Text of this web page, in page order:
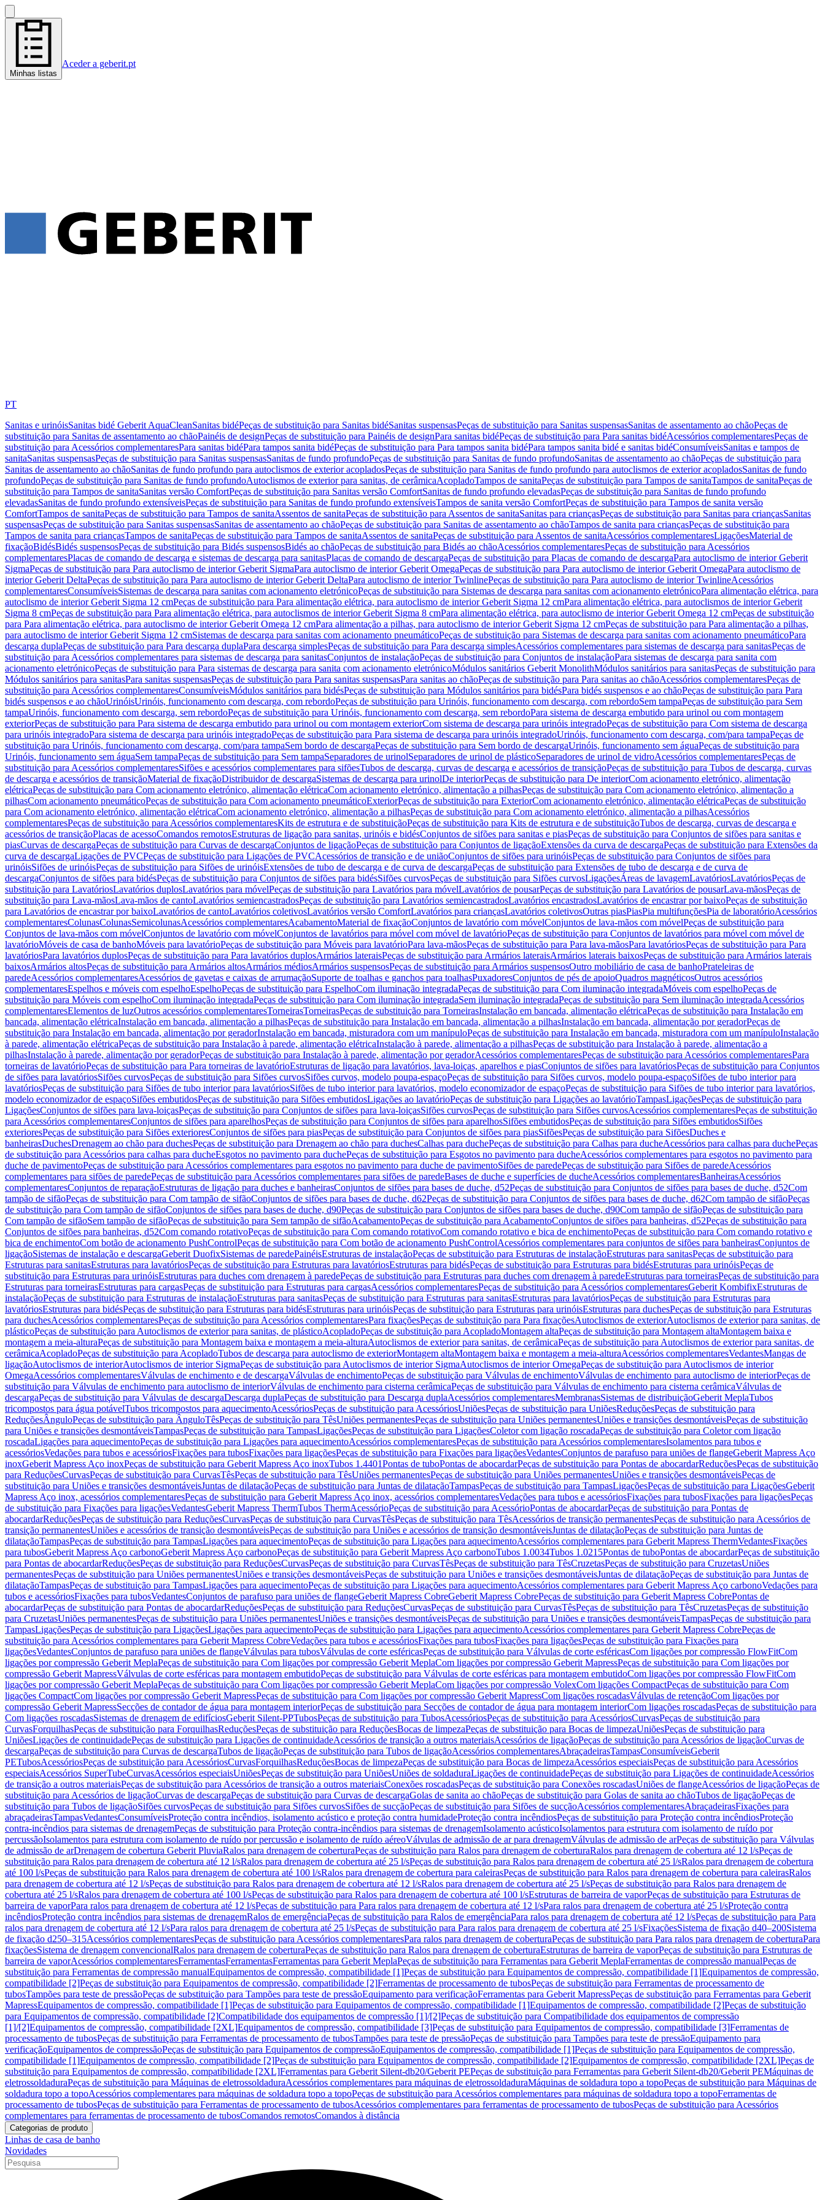
Minhas listas
Aceder a geberit.pt
PT
Sanitas e urinóisSanitas bidé Geberit AquaCleanSanitas bidéPeças de substituição para Sanitas bidéSanitas suspensasPeças de substituição para Sanitas suspensasSanitas de assentamento ao chãoPeças de
substituição para Sanitas de assentamento ao chãoPainéis de designPeças de substituição para Painéis de designPara sanitas bidéPeças de substituição para Para sanitas bidéAcessórios complementaresPeças de
substituição para Acessórios complementaresPara sanitas bidéPara tampos sanita bidéPeças de substituição para Para tampos sanita bidéPara tampos sanita bidé e sanitas bidéConsumíveisSanitas e tampos de
sanitaSanitas suspensasPeças de substituição para Sanitas suspensasSanitas de fundo profundoPeças de substituição para Sanitas de fundo profundoSanitas de assentamento ao chãoPeças de substituição para
Sanitas de assentamento ao chãoSanitas de fundo profundo para autoclismos de exterior acopladosPeças de substituição para Sanitas de fundo profundo para autoclismos de exterior acopladosSanitas de fundo
profundoPeças de substituição para Sanitas de fundo profundoAutoclismos de exterior para sanitas, de cerâmicaAcopladoTampos de sanitaPeças de substituição para Tampos de sanitaTampos de sanitaPeças de
substituição para Tampos de sanitaSanitas versão ComfortPeças de substituição para Sanitas versão ComfortSanitas de fundo profundo elevadasPeças de substituição para Sanitas de fundo profundo
elevadasSanitas de fundo profundo extensíveisPeças de substituição para Sanitas de fundo profundo extensíveisTampos de sanita versão ComfortPeças de substituição para Tampos de sanita versão
ComfortTampos de sanitaPeças de substituição para Tampos de sanitaAssentos de sanitaPeças de substituição para Assentos de sanitaSanitas para criançasPeças de substituição para Sanitas para criançasSanitas
suspensasPeças de substituição para Sanitas suspensasSanitas de assentamento ao chãoPeças de substituição para Sanitas de assentamento ao chãoTampos de sanita para criançasPeças de substituição para
Tampos de sanita para criançasTampos de sanitaPeças de substituição para Tampos de sanitaAssentos de sanitaPeças de substituição para Assentos de sanitaAcessórios complementaresLigaçõesMaterial de
fixaçãoBidésBidés suspensosPeças de substituição para Bidés suspensosBidés ao chãoPeças de substituição para Bidés ao chãoAcessórios complementaresPeças de substituição para Acessórios
complementaresPlacas de comando de descarga e sistemas de descarga para sanitasPlacas de comando de descargaPeças de substituição para Placas de comando de descargaPara autoclismo de interior Geberit
SigmaPeças de substituição para Para autoclismo de interior Geberit SigmaPara autoclismo de interior Geberit OmegaPeças de substituição para Para autoclismo de interior Geberit OmegaPara autoclismo de
interior Geberit DeltaPeças de substituição para Para autoclismo de interior Geberit DeltaPara autoclismo de interior TwinlinePeças de substituição para Para autoclismo de interior TwinlineAcessórios
complementaresConsumíveisSistemas de descarga para sanitas com acionamento eletrónicoPeças de substituição para Sistemas de descarga para sanitas com acionamento eletrónicoPara alimentação elétrica, para
autoclismo de interior Geberit Sigma 12 cmPeças de substituição para Para alimentação elétrica, para autoclismo de interior Geberit Sigma 12 cmPara alimentação elétrica, para autoclismos de interior Geberit
Sigma 8 cmPeças de substituição para Para alimentação elétrica, para autoclismos de interior Geberit Sigma 8 cmPara alimentação elétrica, para autoclismo de interior Geberit Omega 12 cmPeças de substituição
para Para alimentação elétrica, para autoclismo de interior Geberit Omega 12 cmPara alimentação a pilhas, para autoclismo de interior Geberit Sigma 12 cmPeças de substituição para Para alimentação a pilhas,
para autoclismo de interior Geberit Sigma 12 cmSistemas de descarga para sanitas com acionamento pneumáticoPeças de substituição para Sistemas de descarga para sanitas com acionamento pneumáticoPara
descarga duplaPeças de substituição para Para descarga duplaPara descarga simplesPeças de substituição para Para descarga simplesAcessórios complementares para sistemas de descarga para sanitasPeças de
substituição para Acessórios complementares para sistemas de descarga para sanitasConjuntos de instalaçãoPeças de substituição para Conjuntos de instalaçãoPara sistemas de descarga para sanita com
acionamento eletrónicoPeças de substituição para Para sistemas de descarga para sanita com acionamento eletrónicoMódulos sanitários Geberit MonolithMódulos sanitários para sanitasPeças de substituição para
Módulos sanitários para sanitasPara sanitas suspensasPeças de substituição para Para sanitas suspensasPara sanitas ao chãoPeças de substituição para Para sanitas ao chãoAcessórios complementaresPeças de
substituição para Acessórios complementaresConsumíveisMódulos sanitários para bidésPeças de substituição para Módulos sanitários para bidésPara bidés suspensos e ao chãoPeças de substituição para Para
bidés suspensos e ao chãoUrinóisUrinóis, funcionamento com descarga, com rebordoPeças de substituição para Urinóis, funcionamento com descarga, com rebordoSem tampaPeças de substituição para Sem
tampaUrinóis, funcionamento com descarga, sem rebordoPeças de substituição para Urinóis, funcionamento com descarga, sem rebordoPara sistema de descarga embutido para urinol ou com montagem
exteriorPeças de substituição para Para sistema de descarga embutido para urinol ou com montagem exteriorCom sistema de descarga para urinóis integradoPeças de substituição para Com sistema de descarga
para urinóis integradoPara sistema de descarga para urinóis integradoPeças de substituição para Para sistema de descarga para urinóis integradoUrinóis, funcionamento com descarga, com/para tampaPeças de
substituição para Urinóis, funcionamento com descarga, com/para tampaSem bordo de descargaPeças de substituição para Sem bordo de descargaUrinóis, funcionamento sem águaPeças de substituição para
Urinóis, funcionamento sem águaSem tampaPeças de substituição para Sem tampaSeparadores de urinolSeparadores de urinol de plásticoSeparadores de urinol de vidroAcessórios complementaresPeças de
substituição para Acessórios complementaresSifões e acessórios complementares para sifõesTubos de descarga, curvas de descarga e acessórios de transiçãoPeças de substituição para Tubos de descarga, curvas
de descarga e acessórios de transiçãoMaterial de fixaçãoDistribuidor de descargaSistemas de descarga para urinolDe interiorPeças de substituição para De interiorCom acionamento eletrónico, alimentação
elétricaPeças de substituição para Com acionamento eletrónico, alimentação elétricaCom acionamento eletrónico, alimentação a pilhasPeças de substituição para Com acionamento eletrónico, alimentação a
pilhasCom acionamento pneumáticoPeças de substituição para Com acionamento pneumáticoExteriorPeças de substituição para ExteriorCom acionamento eletrónico, alimentação elétricaPeças de substituição
para Com acionamento eletrónico, alimentação elétricaCom acionamento eletrónico, alimentação a pilhasPeças de substituição para Com acionamento eletrónico, alimentação a pilhasAcessórios
complementaresPeças de substituição para Acessórios complementaresKits de estrutura e de substituiçãoPeças de substituição para Kits de estrutura e de substituiçãoTubos de descarga, curvas de descarga e
acessórios de transiçãoPlacas de acessoComandos remotosEstruturas de ligação para sanitas, urinóis e bidésConjuntos de sifões para sanitas e piasPeças de substituição para Conjuntos de sifões para sanitas e
piasCurvas de descargaPeças de substituição para Curvas de descargaConjuntos de ligaçãoPeças de substituição para Conjuntos de ligaçãoExtensões da curva de descargaPeças de substituição para Extensões da
curva de descargaLigações de PVCPeças de substituição para Ligações de PVCAcessórios de transição e de uniãoConjuntos de sifões para urinóisPeças de substituição para Conjuntos de sifões para
urinóisSifões de urinóisPeças de substituição para Sifões de urinóisExtensões de tubo de descarga e de curva de descargaPeças de substituição para Extensões de tubo de descarga e de curva de
descargaConjuntos de sifões para bidésPeças de substituição para Conjuntos de sifões para bidésSifões curvosPeças de substituição para Sifões curvosLigaçõesÁreas de lavagemLavatóriosLavatóriosPeças de
substituição para LavatóriosLavatórios duplosLavatórios para móvelPeças de substituição para Lavatórios para móvelLavatórios de pousarPeças de substituição para Lavatórios de pousarLava-mãosPeças de
substituição para Lava-mãosLava-mãos de cantoLavatórios semiencastradosPeças de substituição para Lavatórios semiencastradosLavatórios encastradosLavatórios de encastrar por baixoPeças de substituição
para Lavatórios de encastrar por baixoLavatórios de cantoLavatórios coletivosLavatórios versão ComfortLavatórios para criançasLavatórios coletivosOutras piasPiasPia multifunçõesPia de laboratórioAcessórios
complementaresColunasColunasSemicolunasAcessórios complementaresAcabamentoMaterial de fixaçãoConjuntos de lavatório com móvelConjuntos de lava-mãos com móvelPeças de substituição para
Conjuntos de lava-mãos com móvelConjuntos de lavatório com móvelConjuntos de lavatórios para móvel com móvel de lavatórioPeças de substituição para Conjuntos de lavatórios para móvel com móvel de
lavatórioMóveis de casa de banhoMóveis para lavatórioPeças de substituição para Móveis para lavatórioPara lava-mãosPeças de substituição para Para lava-mãosPara lavatóriosPeças de substituição para Para
lavatóriosPara lavatórios duplosPeças de substituição para Para lavatórios duplosArmários lateraisPeças de substituição para Armários lateraisArmários laterais baixosPeças de substituição para Armários laterais
baixosArmários altosPeças de substituição para Armários altosArmários médiosArmários suspensosPeças de substituição para Armários suspensosOutro mobiliário de casa de banhoPrateleiras de
paredeAcessórios complementaresAcessórios de gavetas e caixas de arrumaçãoSuporte de toalhas e ganchos para toalhasPuxadoresConjuntos de pés de apoioQuadros magnéticosOutros acessórios
complementaresEspelhos e móveis com espelhoEspelhoPeças de substituição para EspelhoCom iluminação integradaPeças de substituição para Com iluminação integradaMóveis com espelhoPeças de
substituição para Móveis com espelhoCom iluminação integradaPeças de substituição para Com iluminação integradaSem iluminação integradaPeças de substituição para Sem iluminação integradaAcessórios
complementaresElementos de luzOutros acessórios complementaresTorneirasTorneirasPeças de substituição para TorneirasInstalação em bancada, alimentação elétricaPeças de substituição para Instalação em
bancada, alimentação elétricaInstalação em bancada, alimentação a pilhasPeças de substituição para Instalação em bancada, alimentação a pilhasInstalação em bancada, alimentação por geradorPeças de
substituição para Instalação em bancada, alimentação por geradorInstalação em bancada, misturadora com um manípuloPeças de substituição para Instalação em bancada, misturadora com um manípuloInstalação
à parede, alimentação elétricaPeças de substituição para Instalação à parede, alimentação elétricaInstalação à parede, alimentação a pilhasPeças de substituição para Instalação à parede, alimentação a
pilhasInstalação à parede, alimentação por geradorPeças de substituição para Instalação à parede, alimentação por geradorAcessórios complementaresPeças de substituição para Acessórios complementaresPara
torneiras de lavatórioPeças de substituição para Para torneiras de lavatórioEstruturas de ligação para lavatórios, lava-loiças, aparelhos e piasConjuntos de sifões para lavatóriosPeças de substituição para Conjuntos
de sifões para lavatóriosSifões curvosPeças de substituição para Sifões curvosSifões curvos, modelo poupa-espaçoPeças de substituição para Sifões curvos, modelo poupa-espaçoSifões de tubo interior para
lavatóriosPeças de substituição para Sifões de tubo interior para lavatóriosSifões de tubo interior para lavatórios, modelo economizador de espaçoPeças de substituição para Sifões de tubo interior para lavatórios,
modelo economizador de espaçoSifões embutidosPeças de substituição para Sifões embutidosLigações ao lavatórioPeças de substituição para Ligações ao lavatórioTampasLigaçõesPeças de substituição para
LigaçõesConjuntos de sifões para lava-loiçasPeças de substituição para Conjuntos de sifões para lava-loiçasSifões curvosPeças de substituição para Sifões curvosAcessórios complementaresPeças de substituição
para Acessórios complementaresConjuntos de sifões para aparelhosPeças de substituição para Conjuntos de sifões para aparelhosSifões embutidosPeças de substituição para Sifões embutidosSifões
exterioresPeças de substituição para Sifões exterioresConjuntos de sifões para piasPeças de substituição para Conjuntos de sifões para piasSifõesPeças de substituição para SifõesDuches e
banheirasDuchesDrenagem ao chão para duchesPeças de substituição para Drenagem ao chão para duchesCalhas para duchePeças de substituição para Calhas para ducheAcessórios para calhas para duchePeças
de substituição para Acessórios para calhas para ducheEsgotos no pavimento para duchePeças de substituição para Esgotos no pavimento para ducheAcessórios complementares para esgotos no pavimento para
duche de pavimentoPeças de substituição para Acessórios complementares para esgotos no pavimento para duche de pavimentoSifões de paredePeças de substituição para Sifões de paredeAcessórios
complementares para sifões de paredePeças de substituição para Acessórios complementares para sifões de paredeBases de duche e superfícies de ducheAcessórios complementaresBanheirasAcessórios
complementaresConjuntos de reparaçãoEstruturas de ligação para duches e banheirasConjuntos de sifões para bases de duche, d52Peças de substituição para Conjuntos de sifões para bases de duche, d52Com
tampão de sifãoPeças de substituição para Com tampão de sifãoConjuntos de sifões para bases de duche, d62Peças de substituição para Conjuntos de sifões para bases de duche, d62Com tampão de sifãoPeças
de substituição para Com tampão de sifãoConjuntos de sifões para bases de duche, d90Peças de substituição para Conjuntos de sifões para bases de duche, d90Com tampão de sifãoPeças de substituição para
Com tampão de sifãoSem tampão de sifãoPeças de substituição para Sem tampão de sifãoAcabamentoPeças de substituição para AcabamentoConjuntos de sifões para banheiras, d52Peças de substituição para
Conjuntos de sifões para banheiras, d52Com comando rotativoPeças de substituição para Com comando rotativoCom comando rotativo e bica de enchimentoPeças de substituição para Com comando rotativo e
bica de enchimentoCom botão de acionamento PushControlPeças de substituição para Com botão de acionamento PushControlAcessórios complementares para conjuntos de sifões para banheirasConjuntos de
ligaçãoSistemas de instalação e descargaGeberit DuofixSistemas de paredePainéisEstruturas de instalaçãoPeças de substituição para Estruturas de instalaçãoEstruturas para sanitasPeças de substituição para
Estruturas para sanitasEstruturas para lavatóriosPeças de substituição para Estruturas para lavatóriosEstruturas para bidésPeças de substituição para Estruturas para bidésEstruturas para urinóisPeças de
substituição para Estruturas para urinóisEstruturas para duches com drenagem à paredePeças de substituição para Estruturas para duches com drenagem à paredeEstruturas para torneirasPeças de substituição para
Estruturas para torneirasEstruturas para cargasPeças de substituição para Estruturas para cargasAcessórios complementaresPeças de substituição para Acessórios complementaresGeberit KombifixEstruturas de
instalaçãoPeças de substituição para Estruturas de instalaçãoEstruturas para sanitasPeças de substituição para Estruturas para sanitasEstruturas para lavatóriosPeças de substituição para Estruturas para
lavatóriosEstruturas para bidésPeças de substituição para Estruturas para bidésEstruturas para urinóisPeças de substituição para Estruturas para urinóisEstruturas para duchesPeças de substituição para Estruturas
para duchesAcessórios complementaresPeças de substituição para Acessórios complementaresPara fixaçõesPeças de substituição para Para fixaçõesAutoclismos de exteriorAutoclismos de exterior para sanitas, de
plásticoPeças de substituição para Autoclismos de exterior para sanitas, de plásticoAcopladoPeças de substituição para AcopladoMontagem altaPeças de substituição para Montagem altaMontagem baixa e
montagem a meia-alturaPeças de substituição para Montagem baixa e montagem a meia-alturaAutoclismos de exterior para sanitas, de cerâmicaPeças de substituição para Autoclismos de exterior para sanitas, de
cerâmicaAcopladoPeças de substituição para AcopladoTubos de descarga para autoclismo de exteriorMontagem altaMontagem baixa e montagem a meia-alturaAcessórios complementaresVedantesMangas de
ligaçãoAutoclismos de interiorAutoclismos de interior SigmaPeças de substituição para Autoclismos de interior SigmaAutoclismos de interior OmegaPeças de substituição para Autoclismos de interior
OmegaAcessórios complementaresVálvulas de enchimento e de descargaVálvulas de enchimentoPeças de substituição para Válvulas de enchimentoVálvulas de enchimento para autoclismo de interiorPeças de
substituição para Válvulas de enchimento para autoclismo de interiorVálvulas de enchimento para cisterna cerâmicaPeças de substituição para Válvulas de enchimento para cisterna cerâmicaVálvulas de
descargaPeças de substituição para Válvulas de descargaDescarga duplaPeças de substituição para Descarga duplaAcessórios complementaresMembranasSistemas de distribuiçãoGeberit MeplaTubos
tricompostos para água potávelTubos tricompostos para aquecimentoAcessóriosPeças de substituição para AcessóriosUniõesPeças de substituição para UniõesReduçõesPeças de substituição para
ReduçõesÂnguloPeças de substituição para ÂnguloTêsPeças de substituição para TêsUniões permanentesPeças de substituição para Uniões permanentesUniões e transições desmontáveisPeças de substituição
para Uniões e transições desmontáveisTampasPeças de substituição para TampasLigaçõesPeças de substituição para LigaçõesColetor com ligação roscadaPeças de substituição para Coletor com ligação
roscadaLigações para aquecimentoPeças de substituição para Ligações para aquecimentoAcessórios complementaresPeças de substituição para Acessórios complementaresIsolamentos para tubos e
acessóriosVedações para tubos e acessóriosFixações para tubosFixações para ligaçõesPeças de substituição para Fixações para ligaçõesVedantesConjuntos de parafuso para uniões de flangeGeberit Mapress Aço
inoxGeberit Mapress Aço inoxPeças de substituição para Geberit Mapress Aço inoxTubos 1.4401Pontas de tuboPontas de abocardarPeças de substituição para Pontas de abocardarReduçõesPeças de substituição
para ReduçõesCurvasPeças de substituição para CurvasTêsPeças de substituição para TêsUniões permanentesPeças de substituição para Uniões permanentesUniões e transições desmontáveisPeças de
substituição para Uniões e transições desmontáveisJuntas de dilataçãoPeças de substituição para Juntas de dilataçãoTampasPeças de substituição para TampasLigaçõesPeças de substituição para LigaçõesGeberit
Mapress Aço inox, acessórios complementaresPeças de substituição para Geberit Mapress Aço inox, acessórios complementaresVedações para tubos e acessóriosFixações para tubosFixações para ligaçõesPeças
de substituição para Fixações para ligaçõesVedantesGeberit Mapress ThermTubos ThermAcessórioPeças de substituição para AcessórioPontas de abocardarPeças de substituição para Pontas de
abocardarReduçõesPeças de substituição para ReduçõesCurvasPeças de substituição para CurvasTêsPeças de substituição para TêsAcessórios de transição permanentesPeças de substituição para Acessórios de
transição permanentesUniões e acessórios de transição desmontáveisPeças de substituição para Uniões e acessórios de transição desmontáveisJuntas de dilataçãoPeças de substituição para Juntas de
dilataçãoTampasPeças de substituição para TampasLigações para aquecimentoPeças de substituição para Ligações para aquecimentoAcessórios complementares para Geberit Mapress ThermVedantesFixações
para tubosGeberit Mapress Aço carbonoGeberit Mapress Aço carbonoPeças de substituição para Geberit Mapress Aço carbonoTubos 1.0034Tubos 1.0215Pontas de tuboPontas de abocardarPeças de substituição
para Pontas de abocardarReduçõesPeças de substituição para ReduçõesCurvasPeças de substituição para CurvasTêsPeças de substituição para TêsCruzetasPeças de substituição para CruzetasUniões
permanentesPeças de substituição para Uniões permanentesUniões e transições desmontáveisPeças de substituição para Uniões e transições desmontáveisJuntas de dilataçãoPeças de substituição para Juntas de
dilataçãoTampasPeças de substituição para TampasLigações para aquecimentoPeças de substituição para Ligações para aquecimentoAcessórios complementares para Geberit Mapress Aço carbonoVedações para
tubos e acessóriosFixações para tubosVedantesConjuntos de parafuso para uniões de flangeGeberit Mapress CobreGeberit Mapress CobrePeças de substituição para Geberit Mapress CobrePontas de
abocardarPeças de substituição para Pontas de abocardarReduçõesPeças de substituição para ReduçõesCurvasPeças de substituição para CurvasTêsPeças de substituição para TêsCruzetasPeças de substituição
para CruzetasUniões permanentesPeças de substituição para Uniões permanentesUniões e transições desmontáveisPeças de substituição para Uniões e transições desmontáveisTampasPeças de substituição para
TampasLigaçõesPeças de substituição para LigaçõesLigações para aquecimentoPeças de substituição para Ligações para aquecimentoAcessórios complementares para Geberit Mapress CobrePeças de
substituição para Acessórios complementares para Geberit Mapress CobreVedações para tubos e acessóriosFixações para tubosFixações para ligaçõesPeças de substituição para Fixações para
ligaçõesVedantesConjuntos de parafuso para uniões de flangeVálvulas para tubosVálvulas de corte esféricasPeças de substituição para Válvulas de corte esféricasCom ligações por compressão FlowFitCom
ligações por compressão Geberit MeplaPeças de substituição para Com ligações por compressão Geberit MeplaCom ligações por compressão Geberit MapressPeças de substituição para Com ligações por
compressão Geberit MapressVálvulas de corte esféricas para montagem embutidoPeças de substituição para Válvulas de corte esféricas para montagem embutidoCom ligações por compressão FlowFitCom
ligações por compressão Geberit MeplaPeças de substituição para Com ligações por compressão Geberit MeplaCom ligações por compressão VolexCom ligações CompactPeças de substituição para Com
ligações CompactCom ligações por compressão Geberit MapressPeças de substituição para Com ligações por compressão Geberit MapressCom ligações roscadasVálvulas de retençãoCom ligações por
compressão Geberit MapressSecções de contador de água para montagem interiorPeças de substituição para Secções de contador de água para montagem interiorCom ligações roscadasPeças de substituição para
Com ligações roscadasSistemas de drenagem de edifíciosGeberit Silent-PPTubosPeças de substituição para TubosAcessóriosPeças de substituição para AcessóriosCurvasPeças de substituição para
CurvasForquilhasPeças de substituição para ForquilhasReduçõesPeças de substituição para ReduçõesBocas de limpezaPeças de substituição para Bocas de limpezaUniõesPeças de substituição para
UniõesLigações de continuidadePeças de substituição para Ligações de continuidadeAcessórios de transição a outros materiaisAcessórios de ligaçãoPeças de substituição para Acessórios de ligaçãoCurvas de
descargaPeças de substituição para Curvas de descargaTubos de ligaçãoPeças de substituição para Tubos de ligaçãoAcessórios complementaresAbraçadeirasTampasConsumíveisGeberit
PETubosAcessóriosPeças de substituição para AcessóriosCurvasForquilhasReduçõesBocas de limpezaPeças de substituição para Bocas de limpezaAcessórios especiaisPeças de substituição para Acessórios
especiaisAcessórios SuperTubeCurvasAcessórios especiaisUniõesPeças de substituição para UniõesUniões de soldaduraLigações de continuidadePeças de substituição para Ligações de continuidadeAcessórios
de transição a outros materiaisPeças de substituição para Acessórios de transição a outros materiaisConexões roscadasPeças de substituição para Conexões roscadasUniões de flangeAcessórios de ligaçãoPeças de
substituição para Acessórios de ligaçãoCurvas de descargaPeças de substituição para Curvas de descargaGolas de sanita ao chãoPeças de substituição para Golas de sanita ao chãoTubos de ligaçãoPeças de
substituição para Tubos de ligaçãoSifões curvosPeças de substituição para Sifões curvosSifões de sucçãoPeças de substituição para Sifões de sucçãoAcessórios complementaresAbraçadeirasFixações para
abraçadeirasTampasVedantesConsumíveisProteção contra incêndios, isolamento acústico e proteção contra humidadeProteção contra incêndiosPeças de substituição para Proteção contra incêndiosProteção
contra-incêndios para sistemas de drenagemPeças de substituição para Proteção contra-incêndios para sistemas de drenagemIsolamento acústicoIsolamentos para estrutura com isolamento de ruído por
percussãoIsolamentos para estrutura com isolamento de ruído por percussão e isolamento de ruído aéreoVálvulas de admissão de ar para drenagemVálvulas de admissão de arPeças de substituição para Válvulas
de admissão de arDrenagem de cobertura Geberit PluviaRalos para drenagem de coberturaPeças de substituição para Ralos para drenagem de coberturaRalos para drenagem de cobertura até 12 l/sPeças de
substituição para Ralos para drenagem de cobertura até 12 l/sRalos para drenagem de cobertura até 25 l/sPeças de substituição para Ralos para drenagem de cobertura até 25 l/sRalos para drenagem de cobertura
até 100 l/sPeças de substituição para Ralos para drenagem de cobertura até 100 l/sRalos para drenagem de cobertura para caleirasPeças de substituição para Ralos para drenagem de cobertura para caleirasRalos
para drenagem de cobertura até 12 l/sPeças de substituição para Ralos para drenagem de cobertura até 12 l/sRalos para drenagem de cobertura até 25 l/sPeças de substituição para Ralos para drenagem de
cobertura até 25 l/sRalos para drenagem de cobertura até 100 l/sPeças de substituição para Ralos para drenagem de cobertura até 100 l/sEstruturas de barreira de vaporPeças de substituição para Estruturas de
barreira de vaporPara ralos para drenagem de cobertura até 12 l/sPeças de substituição para Para ralos para drenagem de cobertura até 12 l/sPara ralos para drenagem de cobertura até 25 l/sProteção contra
incêndiosProteção contra incêndios para sistemas de drenagemRalos de emergênciaPeças de substituição para Ralos de emergênciaPara ralos para drenagem de cobertura até 12 l/sPeças de substituição para Para
ralos para drenagem de cobertura até 12 l/sPara ralos para drenagem de cobertura até 25 l/sPeças de substituição para Para ralos para drenagem de cobertura até 25 l/sFixaçõesSistema de fixação d40–200Sistema
de fixação d250–315Acessórios complementaresPeças de substituição para Acessórios complementaresPara ralos para drenagem de coberturaPeças de substituição para Para ralos para drenagem de coberturaPara
fixaçõesSistema de drenagem convencionalRalos para drenagem de coberturaPeças de substituição para Ralos para drenagem de coberturaEstruturas de barreira de vaporPeças de substituição para Estruturas de
barreira de vaporAcessórios complementaresFerramentasFerramentasFerramentas para Geberit MeplaPeças de substituição para Ferramentas para Geberit MeplaFerramentas de compressão manualPeças de
substituição para Ferramentas de compressão manualEquipamentos de compressão, compatibilidade [1]Peças de substituição para Equipamentos de compressão, compatibilidade [1]Equipamentos de compressão,
compatibilidade [2]Peças de substituição para Equipamentos de compressão, compatibilidade [2]Ferramentas de processamento de tubosPeças de substituição para Ferramentas de processamento de
tubosTampões para teste de pressãoPeças de substituição para Tampões para teste de pressãoEquipamento para verificaçãoFerramentas para Geberit MapressPeças de substituição para Ferramentas para Geberit
MapressEquipamentos de compressão, compatibilidade [1]Peças de substituição para Equipamentos de compressão, compatibilidade [1]Equipamentos de compressão, compatibilidade [2]Peças de substituição
para Equipamentos de compressão, compatibilidade [2]Compatibilidade dos equipamentos de compressão [1]/[2]Peças de substituição para Compatibilidade dos equipamentos de compressão
[1]/[2]Equipamentos de compressão, compatibilidade [2XL]Equipamentos de compressão, compatibilidade [3]Peças de substituição para Equipamentos de compressão, compatibilidade [3]Ferramentas de
processamento de tubosPeças de substituição para Ferramentas de processamento de tubosTampões para teste de pressãoPeças de substituição para Tampões para teste de pressãoEquipamento para
verificaçãoEquipamentos de compressãoPeças de substituição para Equipamentos de compressãoEquipamentos de compressão, compatibilidade [1]Peças de substituição para Equipamentos de compressão,
compatibilidade [1]Equipamentos de compressão, compatibilidade [2]Peças de substituição para Equipamentos de compressão, compatibilidade [2]Equipamentos de compressão, compatibilidade [2XL]Peças de
substituição para Equipamentos de compressão, compatibilidade [2XL]Ferramentas para Geberit Silent-db20/Geberit PEPeças de substituição para Ferramentas para Geberit Silent-db20/Geberit PEMáquinas de
eletrossoldaduraPeças de substituição para Máquinas de eletrossoldaduraAcessórios complementares para máquinas de eletrossoldaduraMáquinas de soldadura topo a topoPeças de substituição para Máquinas de
soldadura topo a topoAcessórios complementares para máquinas de soldadura topo a topoPeças de substituição para Acessórios complementares para máquinas de soldadura topo a topoFerramentas de
processamento de tubosPeças de substituição para Ferramentas de processamento de tubosAcessórios complementares para ferramentas de processamento de tubosPeças de substituição para Acessórios
complementares para ferramentas de processamento de tubosComandos remotosComandos à distância
Categorias de produto
Linhas de casa de banho
Novidades